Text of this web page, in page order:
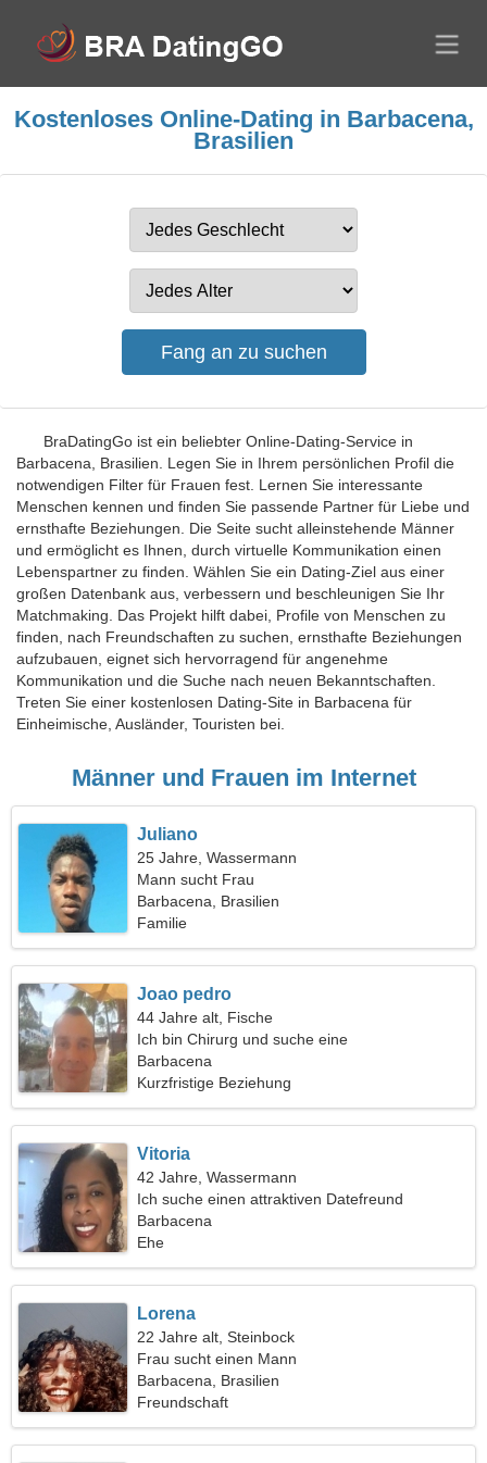
Kostenloses Online-Dating in Barbacena,
Brasilien
BraDatingGo ist ein beliebter Online-Dating-Service in
Barbacena, Brasilien. Legen Sie in Ihrem persönlichen Profil die
notwendigen Filter für Frauen fest. Lernen Sie interessante
Menschen kennen und finden Sie passende Partner für Liebe und
ernsthafte Beziehungen. Die Seite sucht alleinstehende Männer
und ermöglicht es Ihnen, durch virtuelle Kommunikation einen
Lebenspartner zu finden. Wählen Sie ein Dating-Ziel aus einer
großen Datenbank aus, verbessern und beschleunigen Sie Ihr
Matchmaking. Das Projekt hilft dabei, Profile von Menschen zu
finden, nach Freundschaften zu suchen, ernsthafte Beziehungen
aufzubauen, eignet sich hervorragend für angenehme
Kommunikation und die Suche nach neuen Bekanntschaften.
Treten Sie einer kostenlosen Dating-Site in Barbacena für
Einheimische, Ausländer, Touristen bei.
Männer und Frauen im Internet
Juliano
25 Jahre, Wassermann
Mann sucht Frau
Barbacena, Brasilien
Familie
Joao pedro
44 Jahre alt, Fische
Ich bin Chirurg und suche eine
außergewöhnliche Frau
Barbacena
Kurzfristige Beziehung
Vitoria
42 Jahre, Wassermann
Ich suche einen attraktiven Datefreund
Barbacena
Ehe
Lorena
22 Jahre alt, Steinbock
Frau sucht einen Mann
Barbacena, Brasilien
Freundschaft